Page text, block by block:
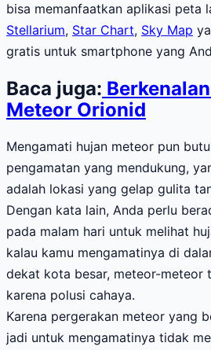
bisa memanfaatkan aplikasi peta
Stellarium, Star Chart, Sky Map
gratis untuk smartphone yang
Baca juga:
Meteor Orionid
Mengamati hujan meteor pun
pengamatan yang mendukung,
adalah lokasi yang gelap gulita
Dengan kata lain, Anda perlu
pada malam hari untuk melihat
kalau kamu mengamatinya di
dekat kota besar, meteor-meteor
karena polusi cahaya.
Karena pergerakan meteor yang
jadi untuk mengamatinya tidak